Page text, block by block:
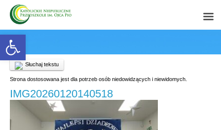
Open toolbar
Słuchaj tekstu
Strona dostosowana jest dla potrzeb osób niedowidzących i niewidomych.
IMG20260120140518